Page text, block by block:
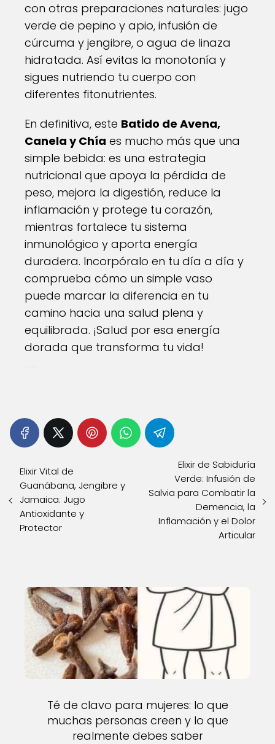
con otras preparaciones naturales: jugo
verde de pepino y apio, infusión de
cúrcuma y jengibre, o agua de linaza
hidratada. Así evitas la monotonía y
sigues nutriendo tu cuerpo con
diferentes fitonutrientes.
En definitiva, este Batido de Avena,
Canela y Chía es mucho más que una
simple bebida: es una estrategia
nutricional que apoya la pérdida de
peso, mejora la digestión, reduce la
inflamación y protege tu corazón,
mientras fortalece tu sistema
inmunológico y aporta energía
duradera. Incorpóralo en tu día a día y
comprueba cómo un simple vaso
puede marcar la diferencia en tu
camino hacia una salud plena y
equilibrada. ¡Salud por esa energía
dorada que transforma tu vida!
Elixir Vital de
Guanábana, Jengibre y
Jamaica: Jugo
Antioxidante y
Protector
Elixir de Sabiduría
Verde: Infusión de
Salvia para Combatir la
Demencia, la
Inflamación y el Dolor
Articular
Té de clavo para mujeres: lo que
muchas personas creen y lo que
realmente debes saber